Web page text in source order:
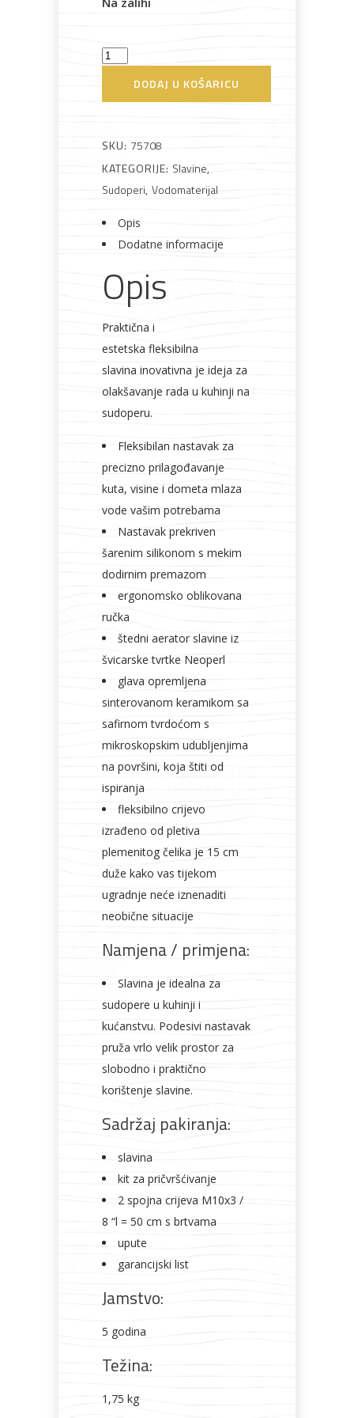
Metalna Elektromaterijal
Slavina
Flexi
količina
DODAJ U KOŠARICU
SKU: 75708
KATEGORIJE: Slavine,
Sudoperi, Vodomaterijal
Opis
Dodatne informacije
Opis
Praktična i
estetska fleksibilna
slavina inovativna je ideja za
olakšavanje rada u kuhinji na
sudoperu.
Fleksibilan nastavak za
precizno prilagođavanje
kuta, visine i dometa mlaza
vode vašim potrebama
Nastavak prekriven
šarenim silikonom s mekim
dodirnim premazom
ergonomsko oblikovana
ručka
štedni aerator slavine iz
švicarske tvrtke Neoperl
glava opremljena
sinterovanom keramikom sa
safirnom tvrdoćom s
mikroskopskim udubljenjima
na površini, koja štiti od
ispiranja
fleksibilno crijevo
izrađeno od pletiva
plemenitog čelika je 15 cm
duže kako vas tijekom
ugradnje neće iznenaditi
neobične situacije
Namjena / primjena:
Slavina je idealna za
sudopere u kuhinji i
kućanstvu. Podesivi nastavak
pruža vrlo velik prostor za
slobodno i praktično
korištenje slavine.
Sadržaj pakiranja:
slavina
kit za pričvršćivanje
2 spojna crijeva M10x3 /
8 “l = 50 cm s brtvama
upute
garancijski list
Jamstvo:
5 godina
Težina:
1,75 kg